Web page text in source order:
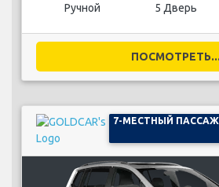
Ручной 5 Дверь
ПОСМОТРЕТЬ...